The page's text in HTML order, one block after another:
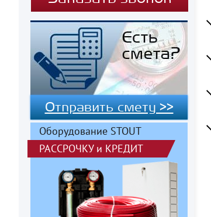
Отправить смету >>
Оборудование STOUT
РАССРОЧКУи КРЕДИТ